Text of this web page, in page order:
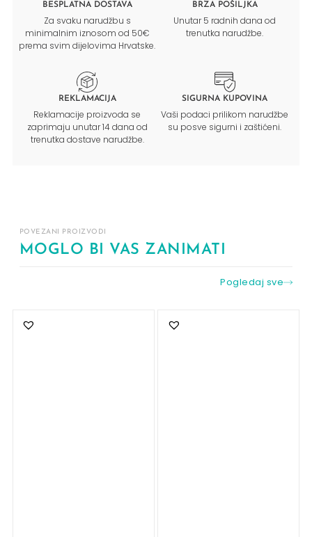
BESPLATNA DOSTAVA
Za svaku narudžbu s
minimalnim iznosom od 50€
prema svim dijelovima Hrvatske.
BRZA POŠILJKA
Unutar 5 radnih dana od
trenutka narudžbe.
REKLAMACIJA
Reklamacije proizvoda se
zaprimaju unutar 14 dana od
trenutka dostave narudžbe.
SIGURNA KUPOVINA
Vaši podaci prilikom narudžbe
su posve sigurni i zaštićeni.
POVEZANI PROIZVODI
MOGLO BI VAS ZANIMATI
Pogledaj sve